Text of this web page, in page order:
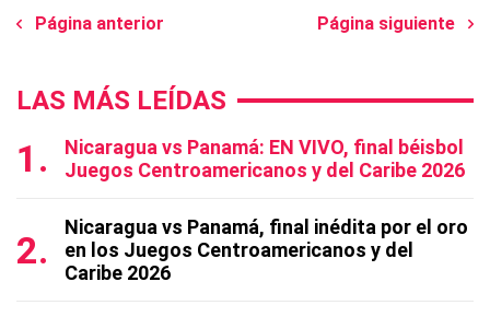
Página anterior Página siguiente
LAS MÁS LEÍDAS
Nicaragua vs Panamá: EN VIVO, final béisbol
Juegos Centroamericanos y del Caribe 2026
Nicaragua vs Panamá, final inédita por el oro
en los Juegos Centroamericanos y del
Caribe 2026